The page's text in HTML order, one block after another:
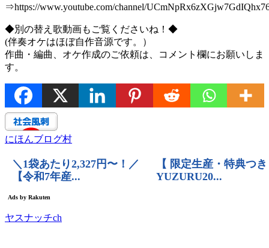
⇒https://www.youtube.com/channel/
◆別の替え歌動画もご覧くださいね！◆
(伴奏オケはほぼ自作音源です。）
作曲・編曲、オケ作成のご依頼は、コメント欄にお願いしま
す。
にほんブログ村
ヤスナッチch